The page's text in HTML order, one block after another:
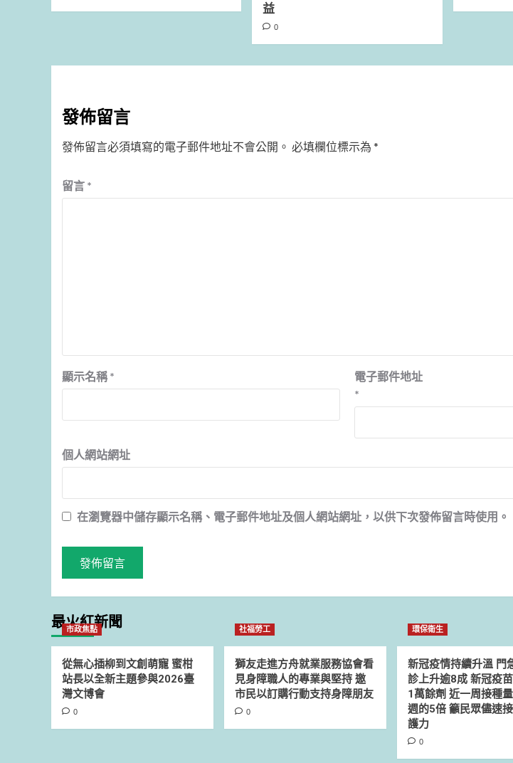
益
0
發佈留言
發佈留言必須填寫的電子郵件地址不會公開。 必填欄位標示為 *
留言 *
顯示名稱 *
電子郵件地址
*
個人網站網址
在瀏覽器中儲存顯示名稱、電子郵件地址及個人網站網址，以供下次發佈留言時使用。
最火紅新聞
市政焦點
從無心插柳到文創萌寵 蜜柑
站長以全新主題參與2026臺
灣文博會
0
社福勞工
獅友走進方舟就業服務協會看
見身障職人的專業與堅持 邀
市民以訂購行動支持身障朋友
0
環保衛生
新冠疫情持續升溫 門
診上升逾8成 新冠疫
1萬餘劑 近一周接種
週的5倍 籲民眾儘速
護力
0